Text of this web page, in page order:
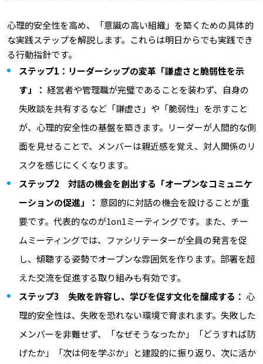
心理的安全性を高め、「意識の高い組織」を築くための具体的
な実践ステップを解説します。これらは明日からでも実践でき
る行動指針です。
ステップ1：リーダーシップの変革「謙虚さと脆弱性を示
す」： 経営者や管理職が完璧であることを装わず、自身の
失敗談を共有するなど「謙虚さ」や「脆弱性」を示すこと
が、心理的安全性の基盤を築きます。リーダーが人間的な側
面を見せることで、メンバーは親近感を覚え、対人関係のリ
スクを感じにくくなります。
ステップ2 対話の機会を創出する「オープンなコミュニケ
ーションの促進」： 意図的に対話の機会を設けることが重
要です。代表的なのが1on1ミーティングです。また、チー
ムミーティングでは、ファシリテーターが全員の発言を促
し、傾聴する姿勢でオープンな雰囲気を作ります。部署を超
えた交流を促進する取り組みも有効です。
ステップ3 失敗を許容し、学びを促す文化を醸成する： 心
理的安全性は、失敗を恐れない環境で育まれます。失敗した
メンバーを非難せず、「なぜそうなったか」「どうすれば防
げたか」「次は何を学ぶか」と建設的に振り返り、次に活か